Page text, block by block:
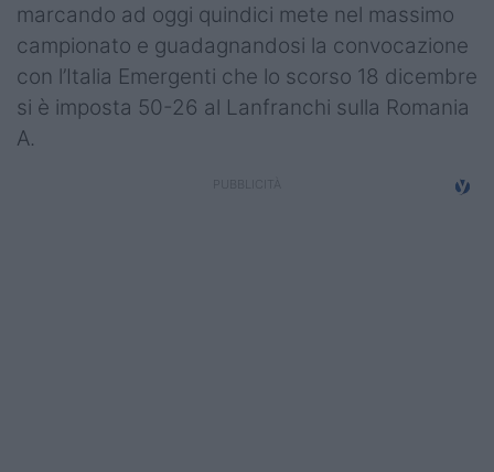
marcando ad oggi quindici mete nel massimo
campionato e guadagnandosi la convocazione
con l’Italia Emergenti che lo scorso 18 dicembre
si è imposta 50-26 al Lanfranchi sulla Romania
A.